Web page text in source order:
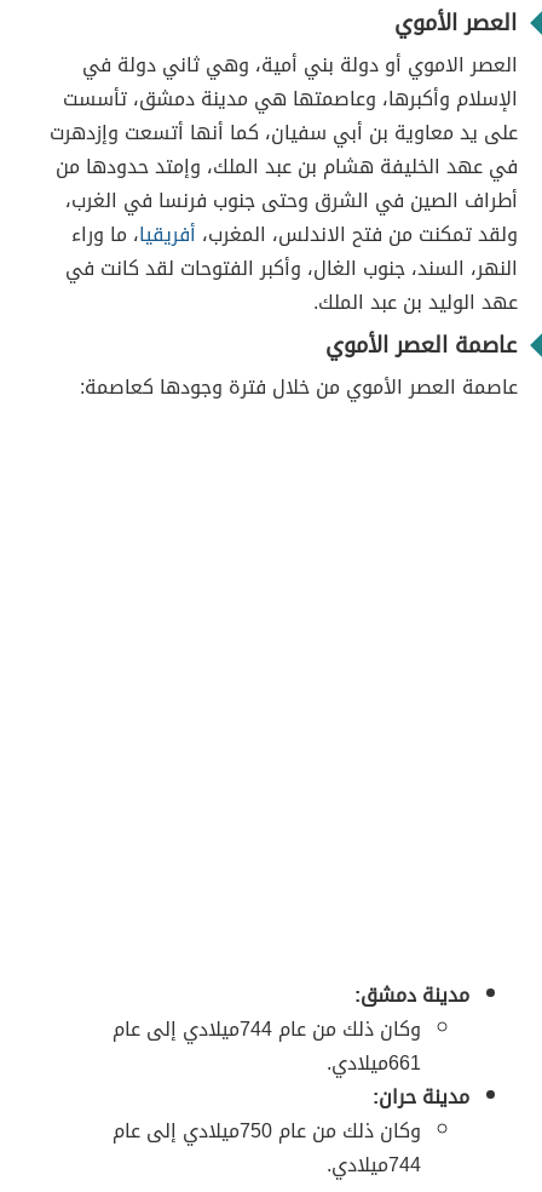
العصر الأموي
العصر الاموي أو دولة بني أمية، وهي ثاني دولة في
الإسلام وأكبرها، وعاصمتها هي مدينة دمشق، تأسست
على يد معاوية بن أبي سفيان، كما أنها أتسعت وإزدهرت
في عهد الخليفة هشام بن عبد الملك، وإمتد حدودها من
أطراف الصين في الشرق وحتى جنوب فرنسا في الغرب،
ولقد تمكنت من فتح الاندلس، المغرب، أفريقيا، ما وراء
النهر، السند، جنوب الغال، وأكبر الفتوحات لقد كانت في
عهد الوليد بن عبد الملك.
عاصمة العصر الأموي
عاصمة العصر الأموي من خلال فترة وجودها كعاصمة:
مدينة دمشق:
وكان ذلك من عام 744ميلادي إلى عام
661ميلادي.
مدينة حران:
وكان ذلك من عام 750ميلادي إلى عام
744ميلادي.